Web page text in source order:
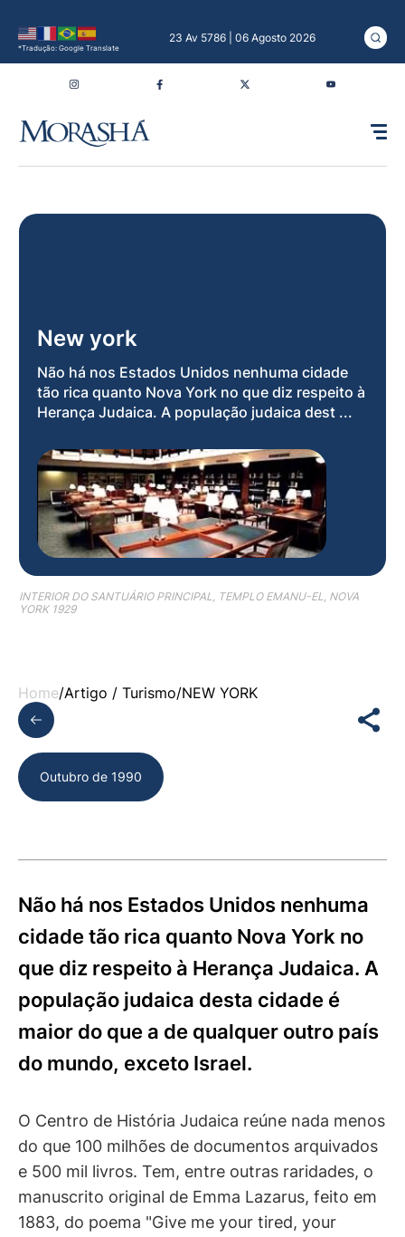
*Tradução: Google Translate
23 Av 5786 | 06 Agosto 2026
New york
Não há nos Estados Unidos nenhuma cidade
tão rica quanto Nova York no que diz respeito à
Herança Judaica. A população judaica dest ...
INTERIOR DO SANTUÁRIO PRINCIPAL, TEMPLO EMANU-EL, NOVA
YORK 1929
Home/Artigo / Turismo/NEW YORK
Outubro de 1990
Não há nos Estados Unidos nenhuma
cidade tão rica quanto Nova York no
que diz respeito à Herança Judaica. A
população judaica desta cidade é
maior do que a de qualquer outro país
do mundo, exceto Israel.
O Centro de História Judaica reúne nada menos
do que 100 milhões de documentos arquivados
e 500 mil livros. Tem, entre outras raridades, o
manuscrito original de Emma Lazarus, feito em
1883, do poema "Give me your tired, your